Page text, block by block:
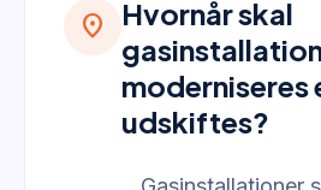
location_on
Hvornår skal
moderniseres
udskiftes?